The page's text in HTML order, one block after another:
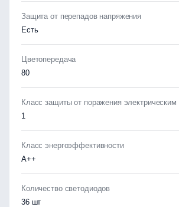
Защита от перепадов напряжения
Есть
Цветопередача
80
Класс защиты от поражения электрическим
1
Класс энергоэффективности
А++
Количество светодиодов
36 шт